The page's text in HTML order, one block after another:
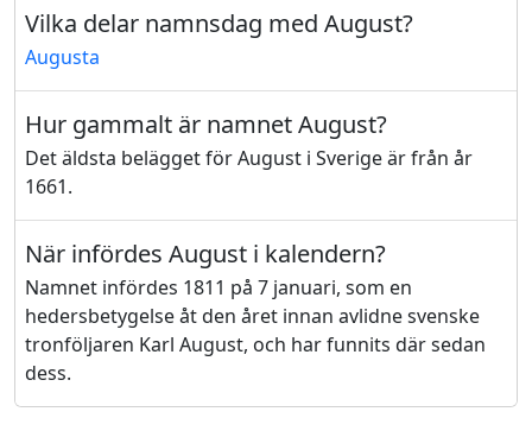
Vilka delar namnsdag med August?
Augusta
Hur gammalt är namnet August?
Det äldsta belägget för August i Sverige är från år
1661.
När infördes August i kalendern?
Namnet infördes 1811 på 7 januari, som en
hedersbetygelse åt den året innan avlidne svenske
tronföljaren Karl August, och har funnits där sedan
dess.